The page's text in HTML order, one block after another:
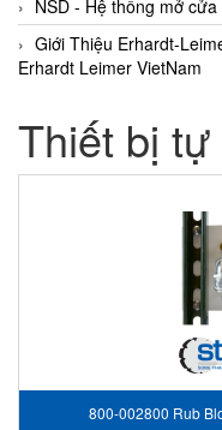
NSD - Hệ thống mở
Giới Thiệu Erhardt-
Erhardt Leimer VietNam
Thiết bị
800-002800 Rub